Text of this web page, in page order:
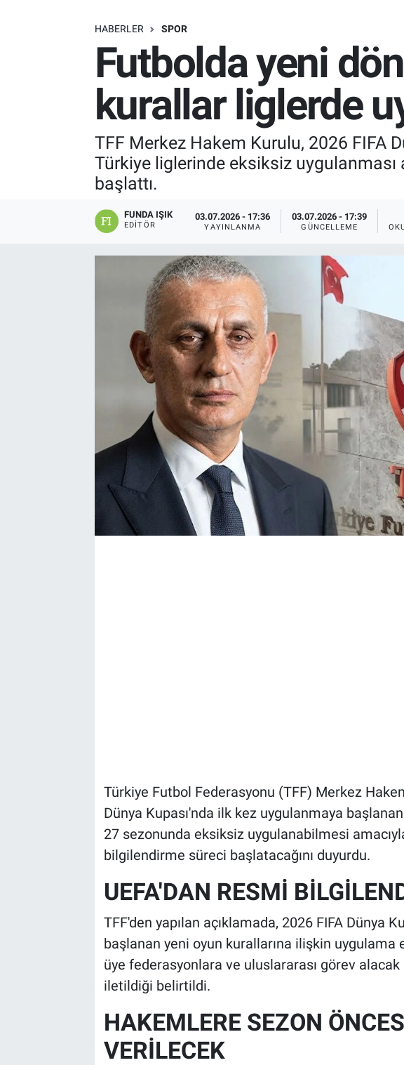
HABERLER SPOR
Futbolda yeni
kurallar liglerde
TFF Merkez Hakem Kurulu, 2026 FIFA
Türkiye liglerinde eksiksiz
başlattı.
FUNDA IŞIK
EDITÖR
03.07.2026 - 17:36
YAYINLANMA
03.07.2026 - 17:39
GÜNCELLEME
Türkiye Futbol Federasyonu (TFF) Merkez
Dünya Kupası'nda ilk kez uygulanmaya
27 sezonunda eksiksiz uygulanabilmesi
bilgilendirme süreci başlatacağını duyurdu.
UEFA'DAN RESMİ
TFF'den yapılan açıklamada, 2026 FIFA Dünya
başlanan yeni oyun kurallarına ilişkin uygulama
üye federasyonlara ve uluslararası görev
iletildiği belirtildi.
HAKEMLERE SEZON
VERİLECEK
ÖZEL HABER
Gözden Kaçmasın
İletişim (Künye)